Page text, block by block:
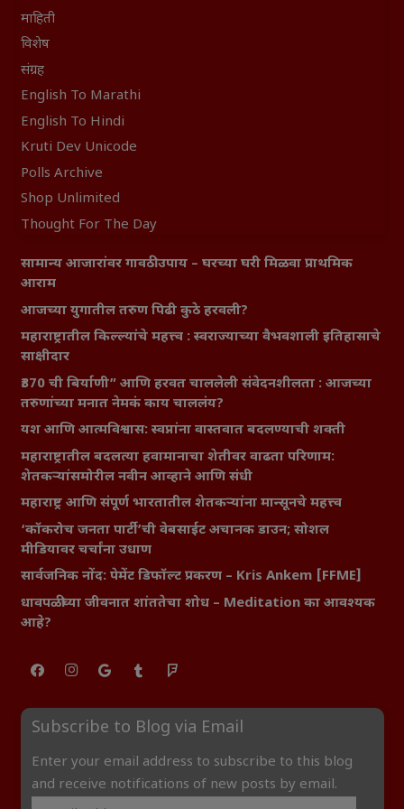
माहिती
विशेष
संग्रह
English To Marathi
English To Hindi
Kruti Dev Unicode
Polls Archive
Shop Unlimited
Thought For The Day
सामान्य आजारांवर गावठी उपाय – घरच्या घरी मिळवा प्राथमिक
आराम
आजच्या युगातील तरुण पिढी कुठे हरवली?
महाराष्ट्रातील किल्ल्यांचे महत्त्व : स्वराज्याच्या वैभवशाली इतिहासाचे
साक्षीदार
₹370 ची बिर्याणी” आणि हरवत चाललेली संवेदनशीलता : आजच्या
तरुणांच्या मनात नेमकं काय चाललंय?
यश आणि आत्मविश्वास: स्वप्नांना वास्तवात बदलण्याची शक्ती
महाराष्ट्रातील बदलत्या हवामानाचा शेतीवर वाढता परिणाम:
शेतकऱ्यांसमोरील नवीन आव्हाने आणि संधी
महाराष्ट्र आणि संपूर्ण भारतातील शेतकऱ्यांना मान्सूनचे महत्त्व
‘कॉकरोच जनता पार्टी’ची वेबसाईट अचानक डाउन; सोशल
मीडियावर चर्चांना उधाण
सार्वजनिक नोंद: पेमेंट डिफॉल्ट प्रकरण – Kris Ankem [FFME]
धावपळीच्या जीवनात शांततेचा शोध – Meditation का आवश्यक
आहे?
Subscribe to Blog via Email
Enter your email address to subscribe to this blog
and receive notifications of new posts by email.